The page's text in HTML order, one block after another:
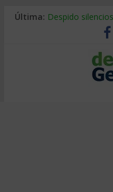
Última: Despido
La economía
Los 8 pasos de
Gestión de
IA y